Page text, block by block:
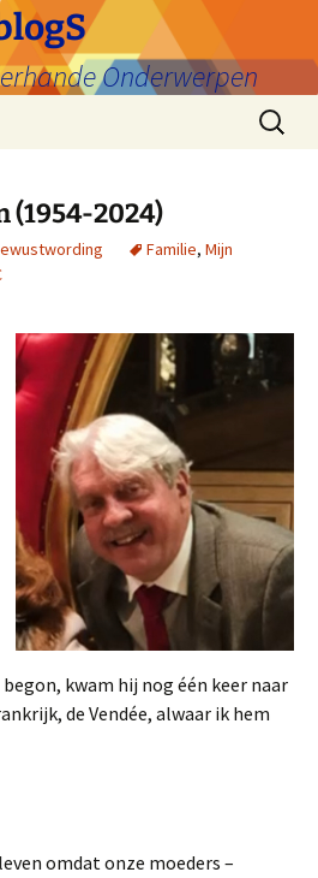
Onderwerpen
Zoeken
naar:
(1954-2024)
Familie, Mijn
kwam hij nog één keer naar
de Vendée, alwaar ik hem
omdat onze moeders –